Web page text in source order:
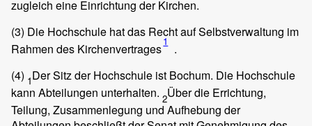
zugleich eine Einrichtung der Kirchen.
(3) Die Hochschule hat das Recht auf Selbstverwaltung im
Rahmen des Kirchenvertrages1
.
(4) 1Der Sitz der Hochschule ist Bochum. Die Hochschule
kann Abteilungen unterhalten. 2Über die Errichtung,
Teilung, Zusammenlegung und Aufhebung der